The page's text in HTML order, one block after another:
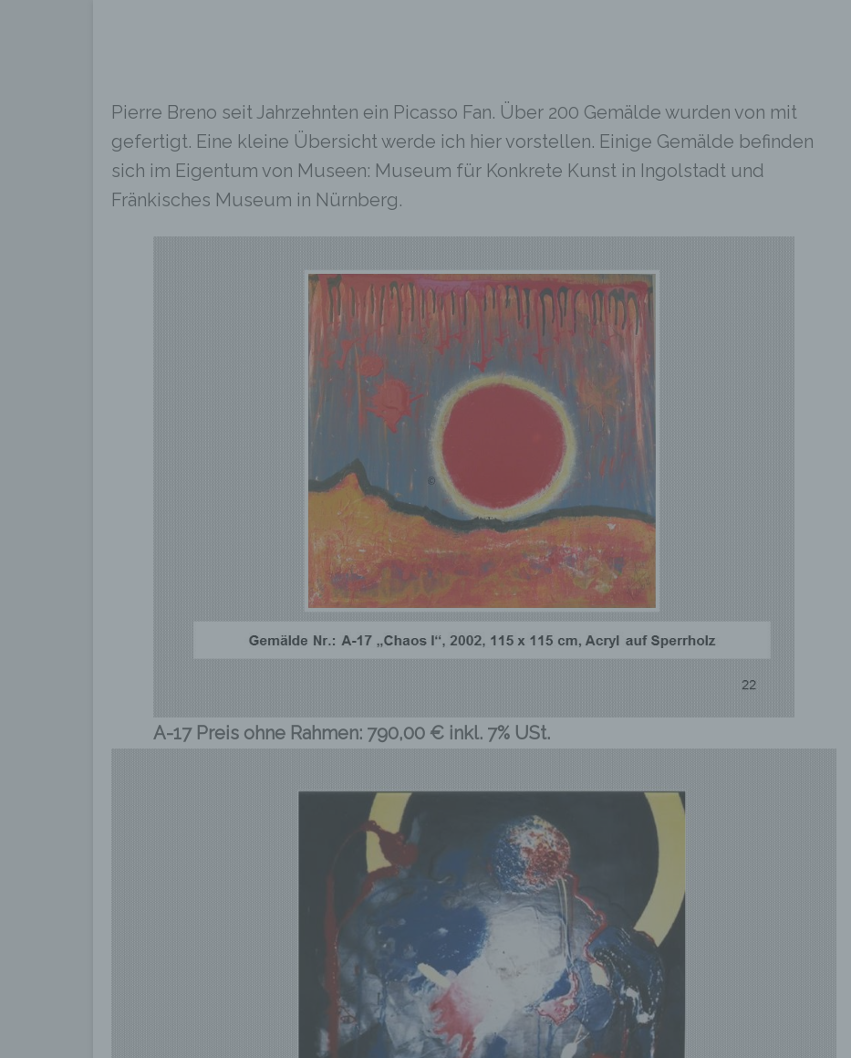
Pierre Breno seit Jahrzehnten ein Picasso Fan. Über 200 Gemälde wurden von mit
gefertigt. Eine kleine Übersicht werde ich hier vorstellen. Einige Gemälde befinden
sich im Eigentum von Museen: Museum für Konkrete Kunst in Ingolstadt und
Fränkisches Museum in Nürnberg.
A-17 Preis ohne Rahmen: 790,00 € inkl. 7% USt.